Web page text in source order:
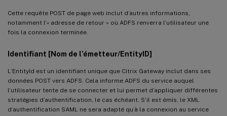
Cette requête POST de page web inclut d’autres informations,
notamment l’« adresse de retour » où ADFS renverra l’utilisateur une
fois la connexion terminée.
Identifiant [Nom de l’émetteur/EntityID]
L’EntityId est un identifiant unique que Citrix Gateway inclut dans ses
données POST vers ADFS. Cela informe ADFS du service auquel
l’utilisateur tente de se connecter et lui permet d’appliquer différentes
stratégies d’authentification, le cas échéant. S’il est émis, le XML
d’authentification SAML ne sera adapté qu’à la connexion au service